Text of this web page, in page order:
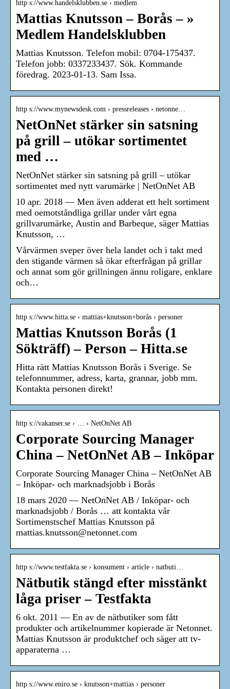
http s://www.handelsklubben.se › medlem
Mattias Knutsson – Borås – »
Medlem Handelsklubben
Mattias Knutsson. Telefon mobil: 0704-175437.
Telefon jobb: 0337233437. Sök. Kommande
föredrag. 2023-01-13. Sam Issa.
http s://www.mynewsdesk.com › pressreleases › netonne…
NetOnNet stärker sin satsning
på grill – utökar sortimentet
med …
NetOnNet stärker sin satsning på grill – utökar
sortimentet med nytt varumärke | NetOnNet AB
10 apr. 2018 — Men även adderat ett helt sortiment
med oemotståndliga grillar under vårt egna
grillvarumärke, Austin and Barbeque, säger Mattias
Knutsson, …
Vårvärmen sveper över hela landet och i takt med
den stigande värmen så ökar efterfrågan på grillar
och annat som gör grillningen ännu roligare, enklare
och…
http s://www.hitta.se › mattias+knutsson+borås › personer
Mattias Knutsson Borås (1
Sökträff) – Person – Hitta.se
Hitta rätt Mattias Knutsson Borås i Sverige. Se
telefonnummer, adress, karta, grannar, jobb mm.
Kontakta personen direkt!
http s://vakanser.se › … › NetOnNet AB
Corporate Sourcing Manager
China – NetOnNet AB – Inköpar
Corporate Sourcing Manager China – NetOnNet AB
– Inköpar- och marknadsjobb i Borås
18 mars 2020 — NetOnNet AB / Inköpar- och
marknadsjobb / Borås … att kontakta vår
Sortimenstschef Mattias Knutsson på
mattias.knutsson@netonnet.com
http s://www.testfakta.se › konsument › article › natbuti…
Nätbutik stängd efter misstänkt
låga priser – Testfakta
6 okt. 2011 — En av de nätbutiker som fått
produkter och artikelnummer kopierade är Netonnet.
Mattias Knutsson är produktchef och säger att tv-
apparaterna …
http s://www.eniro.se › knutsson+mattias › personer